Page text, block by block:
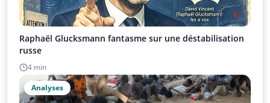
Raphaël Glucksmann fantasme sur une déstabilisation
russe
4 min
Analyses